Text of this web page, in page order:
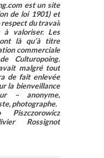
est un site
de loi 1901) et
respect du travail
à valoriser. Les
là qu’à titre
commerciale
Culturopoing.
malgré tout
de fait enlevée
la bienveillance
– anonyme,
photographe.
Rossignot